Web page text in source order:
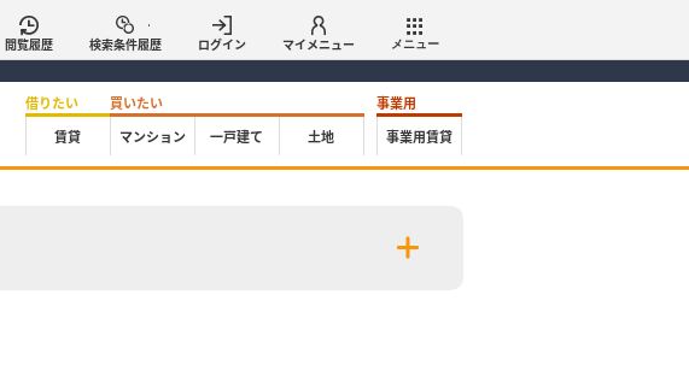
閲覧履歴 検索条件履歴 ログイン マイメニュー メニュー
借りたい
賃貸
買いたい
マンション
一戸建て 土地
事業用
事業用賃貸